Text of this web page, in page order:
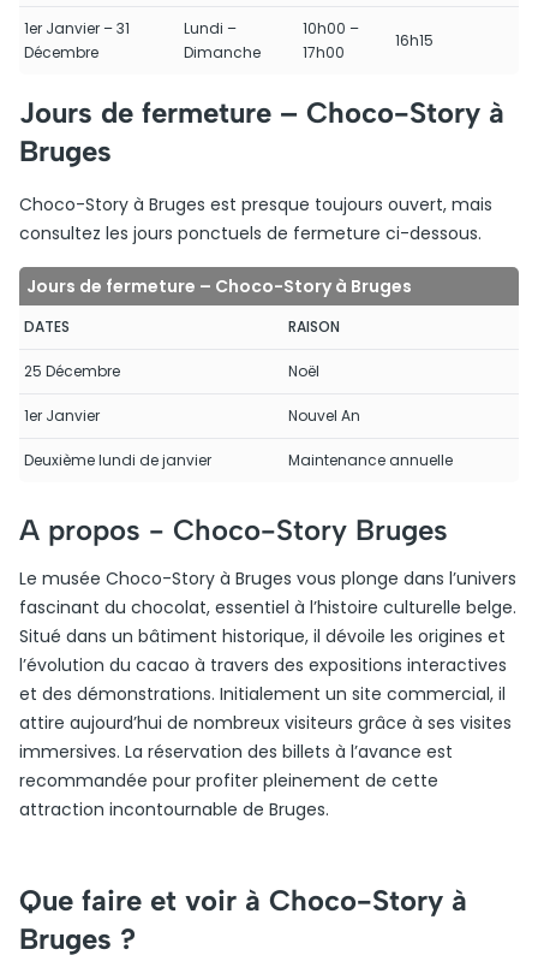
1er Janvier – 31
Décembre
Lundi –
Dimanche
10h00 –
17h00
16h15
Jours de fermeture – Choco-Story à
Bruges
Choco-Story à Bruges est presque toujours ouvert, mais
consultez les jours ponctuels de fermeture ci-dessous.
Jours de fermeture – Choco-Story à Bruges
DATES RAISON
25 Décembre Noël
1er Janvier Nouvel An
Deuxième lundi de janvier Maintenance annuelle
A propos - Choco-Story Bruges
Le musée Choco-Story à Bruges vous plonge dans l’univers
fascinant du chocolat, essentiel à l’histoire culturelle belge.
Situé dans un bâtiment historique, il dévoile les origines et
l’évolution du cacao à travers des expositions interactives
et des démonstrations. Initialement un site commercial, il
attire aujourd’hui de nombreux visiteurs grâce à ses visites
immersives. La réservation des billets à l’avance est
recommandée pour profiter pleinement de cette
attraction incontournable de Bruges.
Que faire et voir à Choco-Story à
Bruges ?